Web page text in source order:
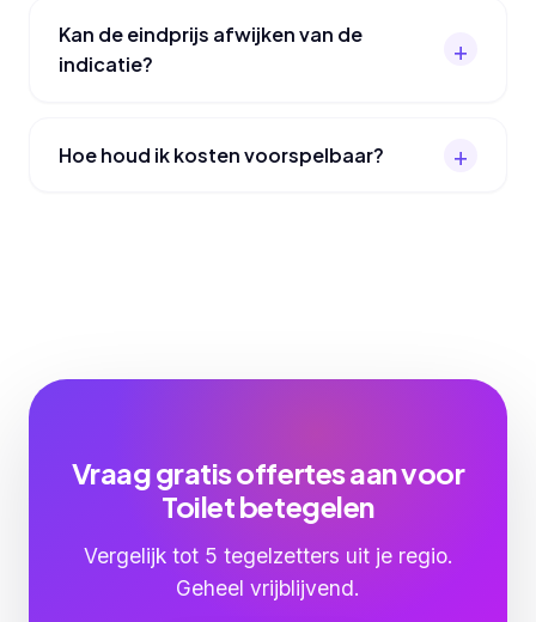
Kan de eindprijs afwijken van de
indicatie?
Hoe houd ik kosten voorspelbaar?
Vraag gratis offertes aan voor
Toilet betegelen
Vergelijk tot 5 tegelzetters uit je regio.
Geheel vrijblijvend.